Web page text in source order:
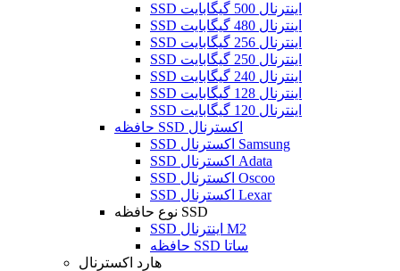
SSD اینترنال 500 گیگابایت
SSD اینترنال 480 گیگابایت
SSD اینترنال 256 گیگابایت
SSD اینترنال 250 گیگابایت
SSD اینترنال 240 گیگابایت
SSD اینترنال 128 گیگابایت
SSD اینترنال 120 گیگابایت
حافظه SSD اکسترنال
SSD اکسترنال Samsung
SSD اکسترنال Adata
SSD اکسترنال Oscoo
SSD اکسترنال Lexar
نوع حافظه SSD
SSD اینترنال M2
حافظه SSD ساتا
هارد اکسترنال